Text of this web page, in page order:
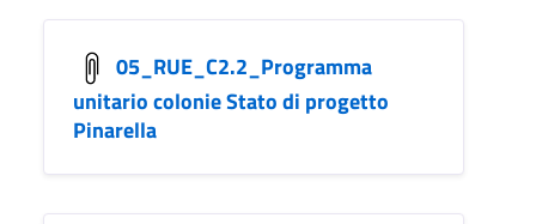
05_RUE_C2.2_Programma
unitario colonie Stato di progetto
Pinarella